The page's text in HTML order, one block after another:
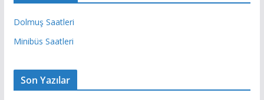
Dolmuş Saatleri
Minibüs Saatleri
Son Yazılar